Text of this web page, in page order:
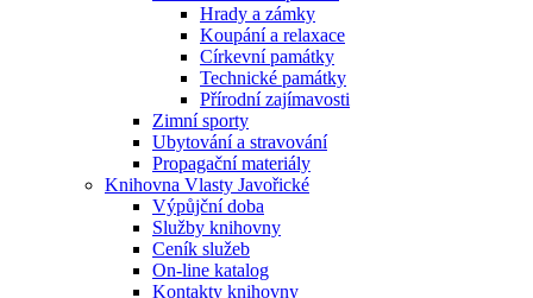
Hrady a zámky
Koupání a relaxace
Církevní památky
Technické památky
Přírodní zajímavosti
Zimní sporty
Ubytování a stravování
Propagační materiály
Knihovna Vlasty Javořické
Výpůjční doba
Služby knihovny
Ceník služeb
On-line katalog
Kontakty knihovny